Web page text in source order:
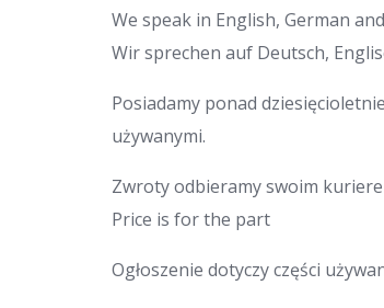
We speak in English, German
Wir sprechen auf Deutsch,
Posiadamy ponad
używanymi.
Zwroty odbieramy swoim
Price is for the part
Ogłoszenie dotyczy części